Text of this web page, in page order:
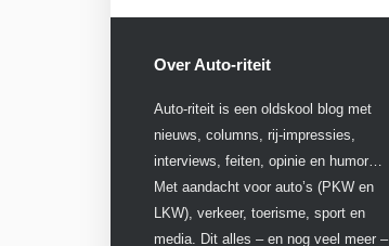
Over Auto-riteit
Auto-riteit is een oldskool blog met
nieuws, columns, rij-impressies,
interviews, feiten, opinie en humor…
Met aandacht voor auto’s (PKW en
LKW), verkeer, toerisme, sport en
media. Dit alles – en nog veel meer –